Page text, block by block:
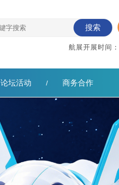
搜索
航展开展时间：
论坛活动 / 商务合作